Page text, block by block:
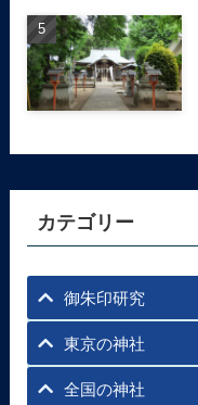
カテゴリー
御朱印研究
東京の神社
全国の神社